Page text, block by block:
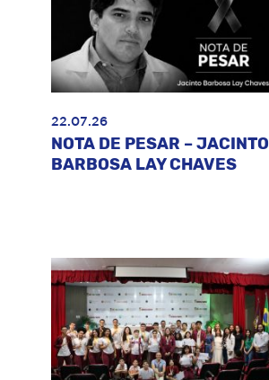
22.07.26
NOTA DE PESAR – JACINTO
BARBOSA LAY CHAVES